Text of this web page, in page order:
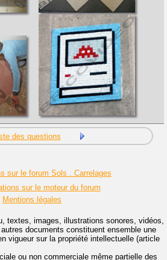
des questions
sur le forum Sols . Carrelages
sur le moteur du forum
Mentions légales
textes, images, illustrations sonores, vidéos,
documents constituent ensemble une
vigueur sur la propriété intellectuelle (article
ou non commerciale même partielle des